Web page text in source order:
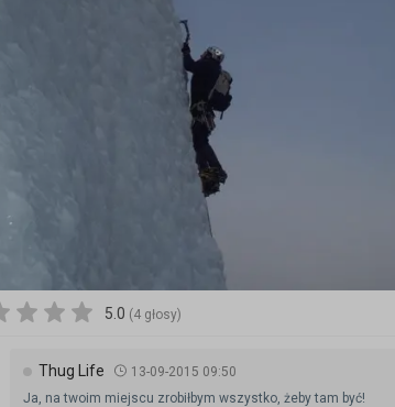
5.0 (4 głosy)
Thug Life
13-09-2015 09:50
Ja, na twoim miejscu zrobiłbym wszystko, żeby tam być!